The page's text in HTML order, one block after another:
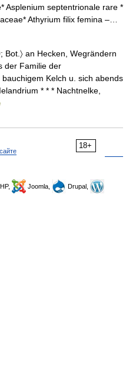
Asplenium septentrionale rare *
Athyrium filix femina –…
Bot.〉 an Hecken, Wegrändern
der Familie der
Kelch u. sich abends
* * * Nachtnelke,
18+
Joomla,
Drupal,